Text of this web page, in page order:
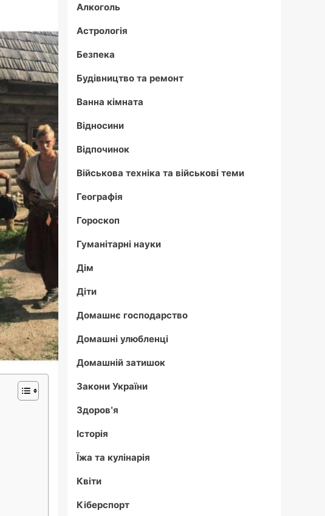
Алкоголь
Астрологія
Безпека
Будівництво та ремонт
Ванна кімната
Відносини
Відпочинок
Військова техніка та військові теми
Географія
Гороскоп
Гуманітарні науки
Дім
Діти
Домашнє господарство
Домашні улюбленці
Домашній затишок
Закони України
Здоров'я
Історія
Їжа та кулінарія
Квіти
Кіберспорт